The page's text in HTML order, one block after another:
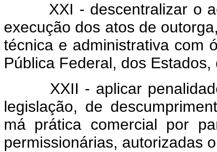
XXI - descentralizar o
execução dos atos de
técnica e administrativa com
Pública Federal, dos
XXII - aplicar
legislação, de
má prática comercial por
permissionárias, autorizadas